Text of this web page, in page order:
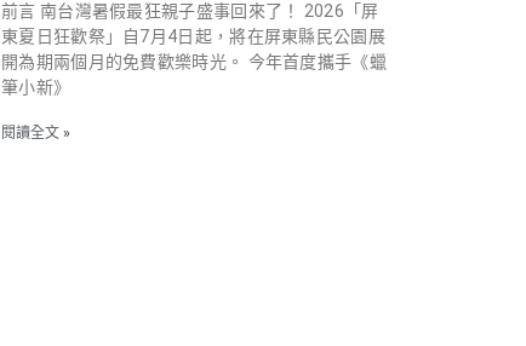
前言 南台灣暑假最狂親子盛事回來了！ 2026「屏
東夏日狂歡祭」自7月4日起，將在屏東縣民公園展
開為期兩個月的免費歡樂時光。 今年首度攜手《蠟
筆小新》
閱讀全文 »